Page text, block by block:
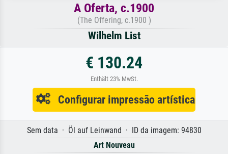
A Oferta, c.1900
(The Offering, c.1900 )
Wilhelm List
€ 130.24
Enthält 23% MwSt.
Configurar impressão artística
Sem data · Öl auf Leinwand · ID da imagem: 94830
Art Nouveau